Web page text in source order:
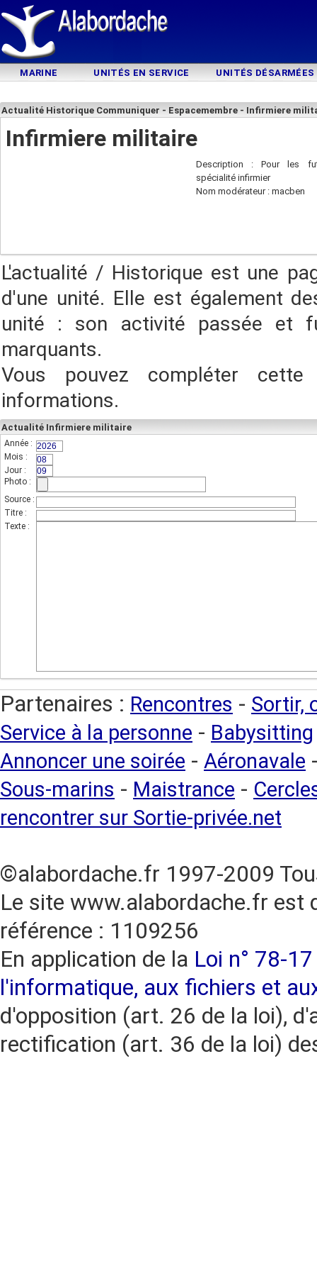
MARINE UNITÉS EN SERVICE UNITÉS DÉSARMÉES
Actualité Historique Communiquer - Espacemembre - Infirmiere
Infirmiere militaire
Description : Pour les
spécialité infirmier
Nom modérateur : macben
L'actualité / Historique est une
d'une unité. Elle est également
unité : son activité passée et
marquants.
Vous pouvez compléter
informations.
Actualité Infirmiere militaire
Année :
Mois :
Jour :
Photo :
Source :
Titre :
Texte :
Partenaires : Rencontres - Sortir,
Service à la personne - Babysitting
Annoncer une soirée - Aéronavale
Sous-marins - Maistrance -
rencontrer sur Sortie-privée.net
©alabordache.fr 1997-2009
Le site www.alabordache.fr est
référence : 1109256
En application de la Loi n° 78-
l'informatique, aux fichiers et
d'opposition (art. 26 de la loi),
rectification (art. 36 de la loi)